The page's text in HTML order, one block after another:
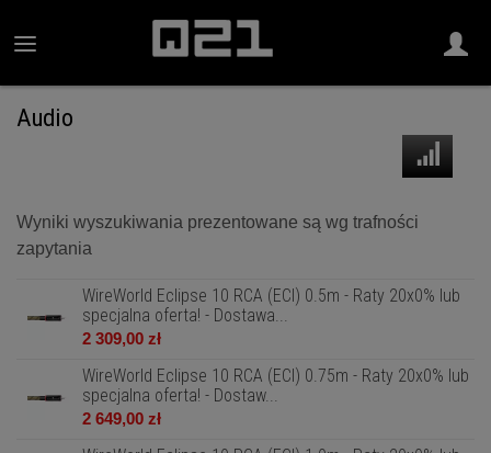
Audio
Wyniki wyszukiwania prezentowane są wg trafności
zapytania
WireWorld Eclipse 10 RCA (ECI) 0.5m - Raty 20x0% lub
specjalna oferta! - Dostawa...
2 309,00 zł
WireWorld Eclipse 10 RCA (ECI) 0.75m - Raty 20x0% lub
specjalna oferta! - Dostaw...
2 649,00 zł